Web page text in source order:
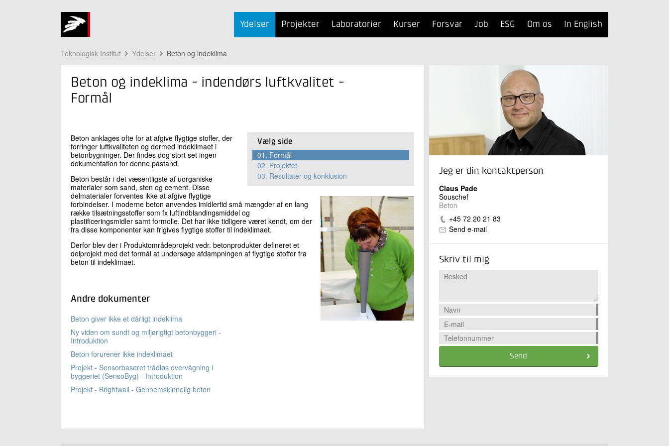
Ydelser Projekter Laboratorier Kurser Forsvar Job ESG Om os In English
Teknologisk Institut Ydelser Beton og indeklima
Beton og indeklima - indendørs luftkvalitet -
Formål
Vælg side
01. Formål
02. Projektet
03. Resultater og konklusion
Beton anklages ofte for at afgive flygtige stoffer, der
forringer luftkvaliteten og dermed indeklimaet i
betonbygninger. Der findes dog stort set ingen
dokumentation for denne påstand.
Beton består i det væsentligste af uorganiske
materialer som sand, sten og cement. Disse
delmaterialer forventes ikke at afgive flygtige
forbindelser. I moderne beton anvendes imidlertid små mængder af en lang
række tilsætningsstoffer som fx luftindblandingsmiddel og
plastificeringsmidler samt formolie. Det har ikke tidligere været kendt, om der
fra disse komponenter kan frigives flygtige stoffer til indeklimaet.
Derfor blev der i Produktområdeprojekt vedr. betonprodukter defineret et
delprojekt med det formål at undersøge afdampningen af flygtige stoffer fra
beton til indeklimaet.
Andre dokumenter
Beton giver ikke et dårligt indeklima
Ny viden om sundt og miljørigtigt betonbyggeri -
Introduktion
Beton forurener ikke indeklimaet
Projekt - Sensorbaseret trådløs overvågning i
byggeriet (SensoByg) - Introduktion
Projekt - Brightwall - Gennemskinnelig beton
Jeg er din kontaktperson
Claus Pade
Souschef
Beton
+45 72 20 21 83
Send e-mail
Skriv til mig
Send